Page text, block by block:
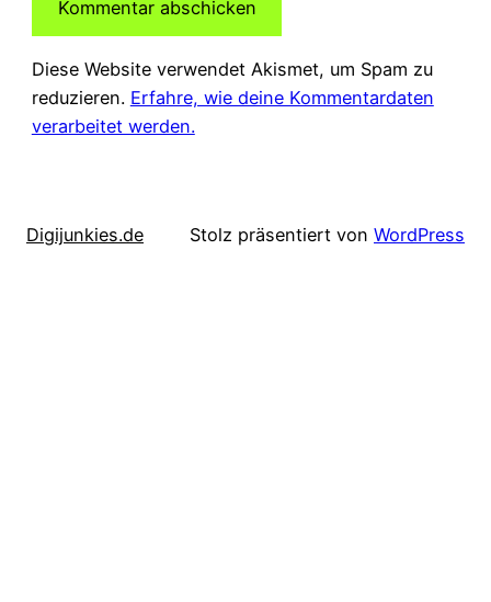
Diese Website verwendet Akismet, um Spam zu
reduzieren. Erfahre, wie deine Kommentardaten
verarbeitet werden.
Digijunkies.de Stolz präsentiert von WordPress